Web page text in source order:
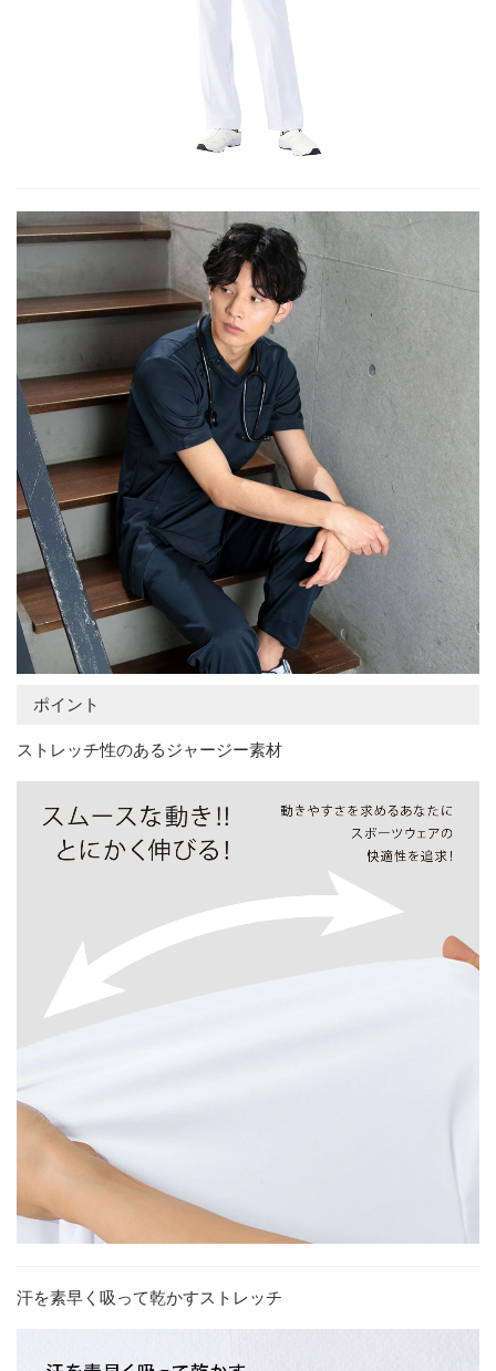
ポイント
ストレッチ性のあるジャージー素材
汗を素早く吸って乾かすストレッチ